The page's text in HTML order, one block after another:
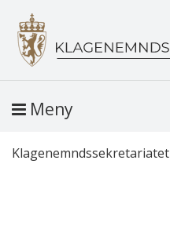
Meny
Klagenemndssekretariatet